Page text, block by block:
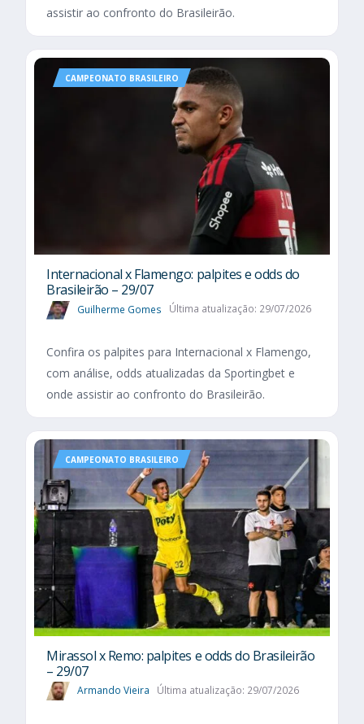
assistir ao confronto do Brasileirão.
CAMPEONATO BRASILEIRO
Internacional x Flamengo: palpites e odds do
Brasileirão – 29/07
Guilherme Gomes Última atualização: 29/07/2026
Confira os palpites para Internacional x Flamengo,
com análise, odds atualizadas da Sportingbet e
onde assistir ao confronto do Brasileirão.
CAMPEONATO BRASILEIRO
Mirassol x Remo: palpites e odds do Brasileirão
– 29/07
Armando Vieira Última atualização: 29/07/2026